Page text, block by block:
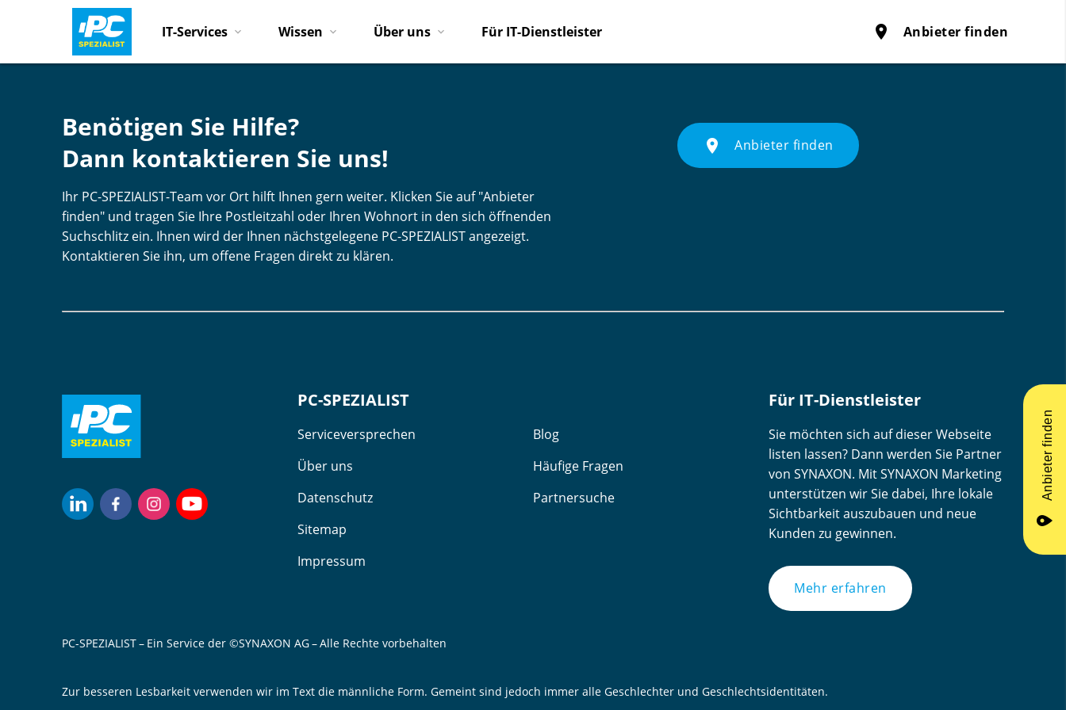
place Anbieter finden
IT-Services Wissen Über uns Für IT-Dienstleister
place
Anbieter finden
Benötigen Sie Hilfe?
Dann kontaktieren Sie uns!
Ihr PC-SPEZIALIST-Team vor Ort hilft Ihnen gern weiter. Klicken Sie auf "Anbieter
finden" und tragen Sie Ihre Postleitzahl oder Ihren Wohnort in den sich öffnenden
Suchschlitz ein. Ihnen wird der Ihnen nächstgelegene PC-SPEZIALIST angezeigt.
Kontaktieren Sie ihn, um offene Fragen direkt zu klären.
place Anbieter finden
PC-SPEZIALIST
Serviceversprechen
Über uns
Datenschutz
Sitemap
Impressum
Blog
Häufige Fragen
Partnersuche
Für IT-Dienstleister
Sie möchten sich auf dieser Webseite
listen lassen? Dann werden Sie Partner
von SYNAXON. Mit SYNAXON Marketing
unterstützen wir Sie dabei, Ihre lokale
Sichtbarkeit auszubauen und neue
Kunden zu gewinnen.
Mehr erfahren
PC-SPEZIALIST – Ein Service der ©SYNAXON AG – Alle Rechte vorbehalten
Zur besseren Lesbarkeit verwenden wir im Text die männliche Form. Gemeint sind jedoch immer alle Geschlechter und Geschlechtsidentitäten.